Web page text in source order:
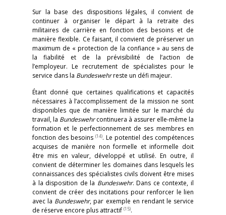
Sur la base des dispositions légales, il convient de
continuer à organiser le départ à la retraite des
militaires de carrière en fonction des besoins et de
manière flexible. Ce faisant, il convient de préserver un
maximum de « protection de la confiance » au sens de
la fiabilité et de la prévisibilité de l’action de
l’employeur. Le recrutement de spécialistes pour le
service dans la Bundeswehrreste un défi majeur.
Étant donné que certaines qualifications et capacités
nécessaires à l’accomplissement de la mission ne sont
disponibles que de manière limitée sur le marché du
travail, la Bundeswehrcontinuera à assurer elle-même la
formation et le perfectionnement de ses membres en
fonction des besoins (14). Le potentiel des compétences
acquises de manière non formelle et informelle doit
être mis en valeur, développé et utilisé. En outre, il
convient de déterminer les domaines dans lesquels les
connaissances des spécialistes civils doivent être mises
à la disposition de la Bundeswehr. Dans ce contexte, il
convient de créer des incitations pour renforcer le lien
avec la Bundeswehr, par exemple en rendant le service
de réserve encore plus attractif (15).